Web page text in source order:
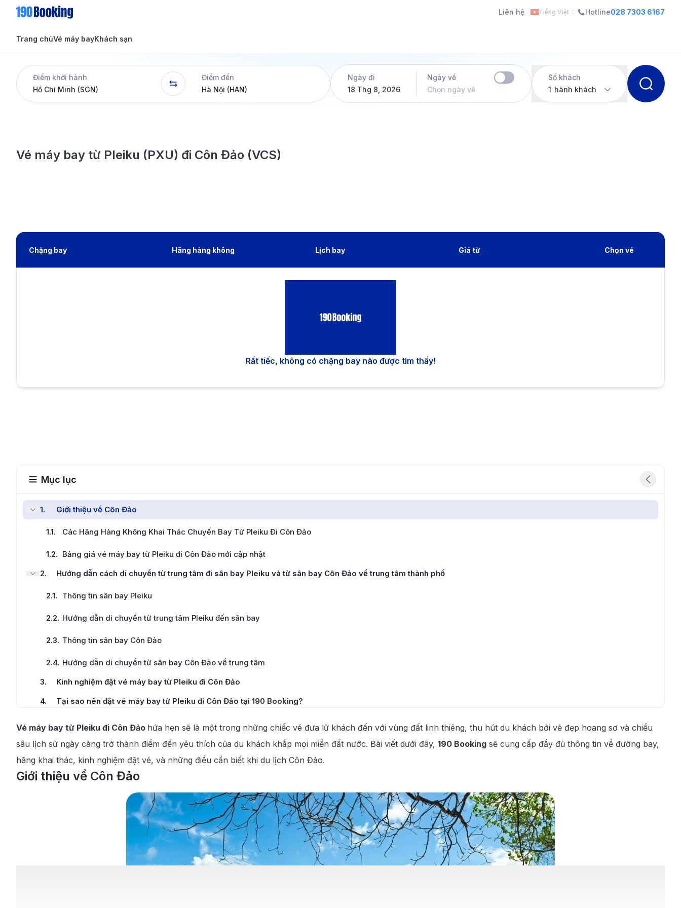
Liên hệ Tiếng Việt Hotline028 7303 6167
Trang chủVé máy bay
Tin tức
Dịch vụ
Khách sạn
Tin tức
Điểm khởi hành
Điểm đến
Ngày đi
18 Thg 8, 2026
Ngày về
Chọn ngày về
Số khách
1 hành khách
Vé máy bay từ Pleiku (PXU) đi Côn Đảo (VCS)
Chặng bay Hãng hàng không Lịch bay Giá từ Chọn vé
Rất tiếc, không có chặng bay nào được tìm thấy!
Mục lục
1. Giới thiệu về Côn Đảo
1.1. Các Hãng Hàng Không Khai Thác Chuyến Bay Từ Pleiku Đi Côn Đảo
1.2. Bảng giá vé máy bay từ Pleiku đi Côn Đảo mới cập nhật
2. Hướng dẫn cách di chuyển từ trung tâm đi sân bay Pleiku và từ sân bay Côn Đảo về trung tâm thành phố
2.1. Thông tin sân bay Pleiku
2.2. Hướng dẫn di chuyển từ trung tâm Pleiku đến sân bay
2.3. Thông tin sân bay Côn Đảo
2.4. Hướng dẫn di chuyển từ sân bay Côn Đảo về trung tâm
3.
Kinh nghiệm đặt vé máy bay từ Pleiku đi Côn Đảo
4.
Tại sao nên đặt vé máy bay từ Pleiku đi Côn Đảo tại 190 Booking?
5.1. Thời điểm đẹp du lịch Côn Đảo
5.2. Địa điểm nổi tiếng không nên bỏ qua tại Côn Đảo
Vé máy bay từ Pleiku đi Côn Đảo hứa hẹn sẽ là một trong những chiếc vé đưa lữ khách đến với vùng đất linh thiêng, thu hút du khách bởi vẻ đẹp hoang sơ và chiều
sâu lịch sử ngày càng trở thành điểm đến yêu thích của du khách khắp mọi miền đất nước. Bài viết dưới đây, 190 Booking sẽ cung cấp đầy đủ thông tin về đường bay,
hãng khai thác, kinh nghiệm đặt vé, và những điều cần biết khi du lịch Côn Đảo.
Giới thiệu về Côn Đảo